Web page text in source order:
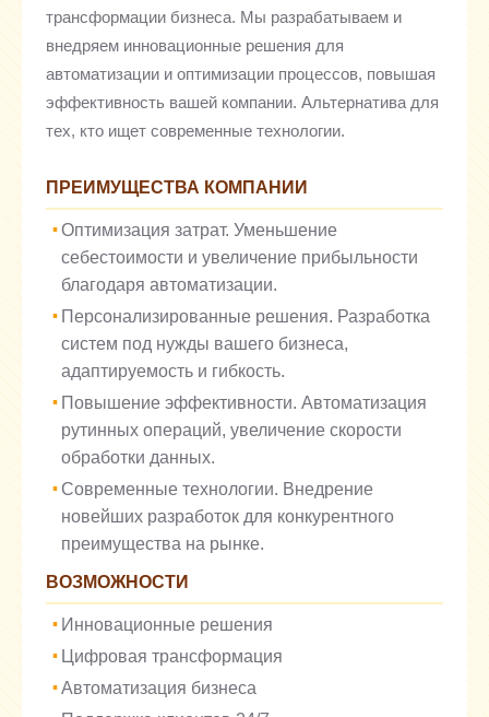
трансформации бизнеса. Мы разрабатываем и
внедряем инновационные решения для
автоматизации и оптимизации процессов, повышая
эффективность вашей компании. Альтернатива для
тех, кто ищет современные технологии.
ПРЕИМУЩЕСТВА КОМПАНИИ
Оптимизация затрат. Уменьшение
себестоимости и увеличение прибыльности
благодаря автоматизации.
Персонализированные решения. Разработка
систем под нужды вашего бизнеса,
адаптируемость и гибкость.
Повышение эффективности. Автоматизация
рутинных операций, увеличение скорости
обработки данных.
Современные технологии. Внедрение
новейших разработок для конкурентного
преимущества на рынке.
ВОЗМОЖНОСТИ
Инновационные решения
Цифровая трансформация
Автоматизация бизнеса